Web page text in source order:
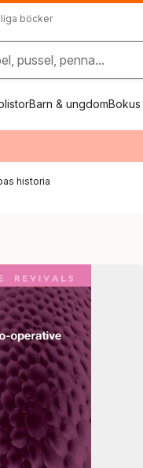
böcker
pussel, penna...
Barn & ungdomBokus
historia